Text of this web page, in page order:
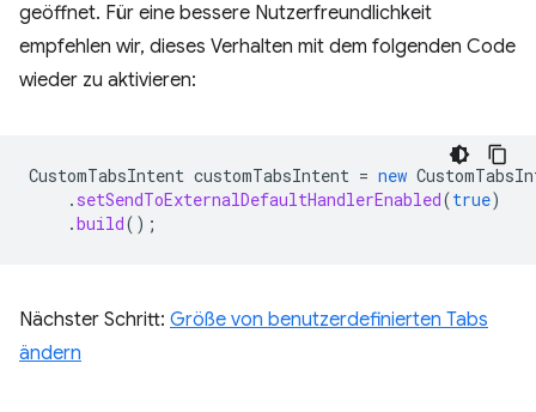
geöffnet. Für eine bessere Nutzerfreundlichkeit
empfehlen wir, dieses Verhalten mit dem folgenden Code
wieder zu aktivieren:
CustomTabsIntent customTabsIntent = new
. setSendToExternalDefaultHandlerEnabled(true)
.build();
Nächster Schritt: Größe von benutzerdefinierten Tabs
ändern